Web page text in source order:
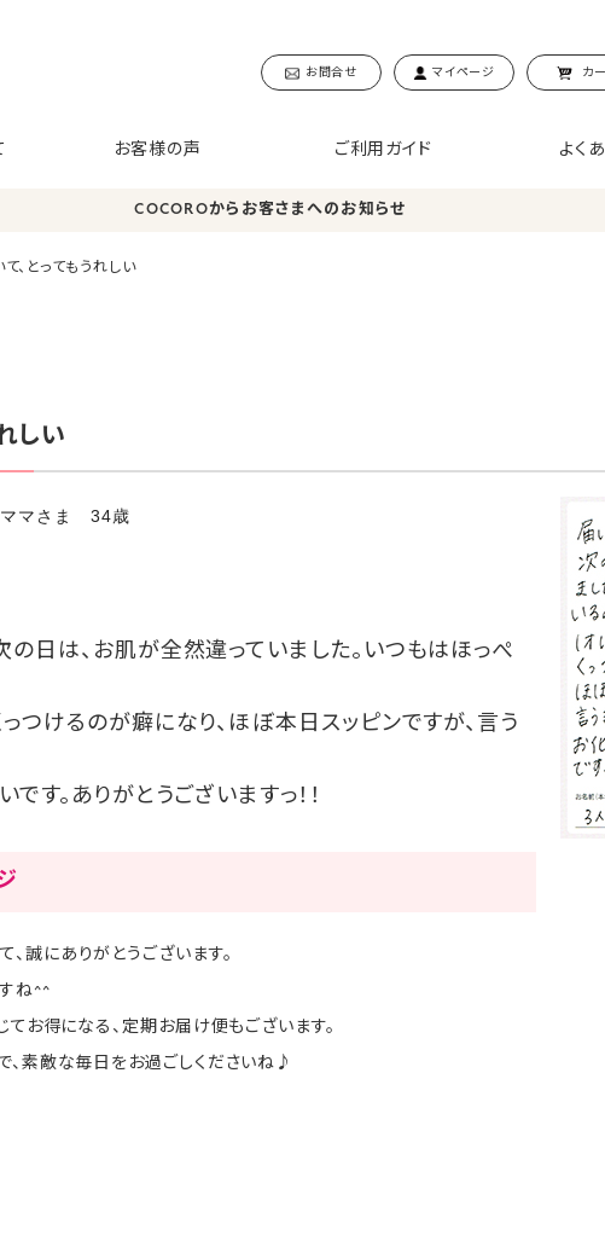
お問合せ マイページ カ
お客様の声 ご利用ガイド よく
COCOROからお客さまへのお知らせ
、とってもうれしい
しい
マさま 34歳
日は、お肌が全然違っていました。いつもはほっぺ
つけるのが癖になり、ほぼ本日スッピンですが、言う
す。ありがとうございますっ！！
誠にありがとうございます。
ね^^
お得になる、定期お届け便もございます。
、素敵な毎日をお過ごしくださいね♪